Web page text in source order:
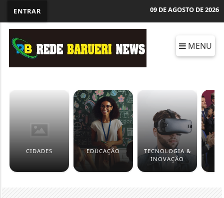
ENTRAR 09 DE AGOSTO DE 2026
MENU
CIDADES EDUCAÇÃO
TECNOLOGIA &
INOVAÇÃO